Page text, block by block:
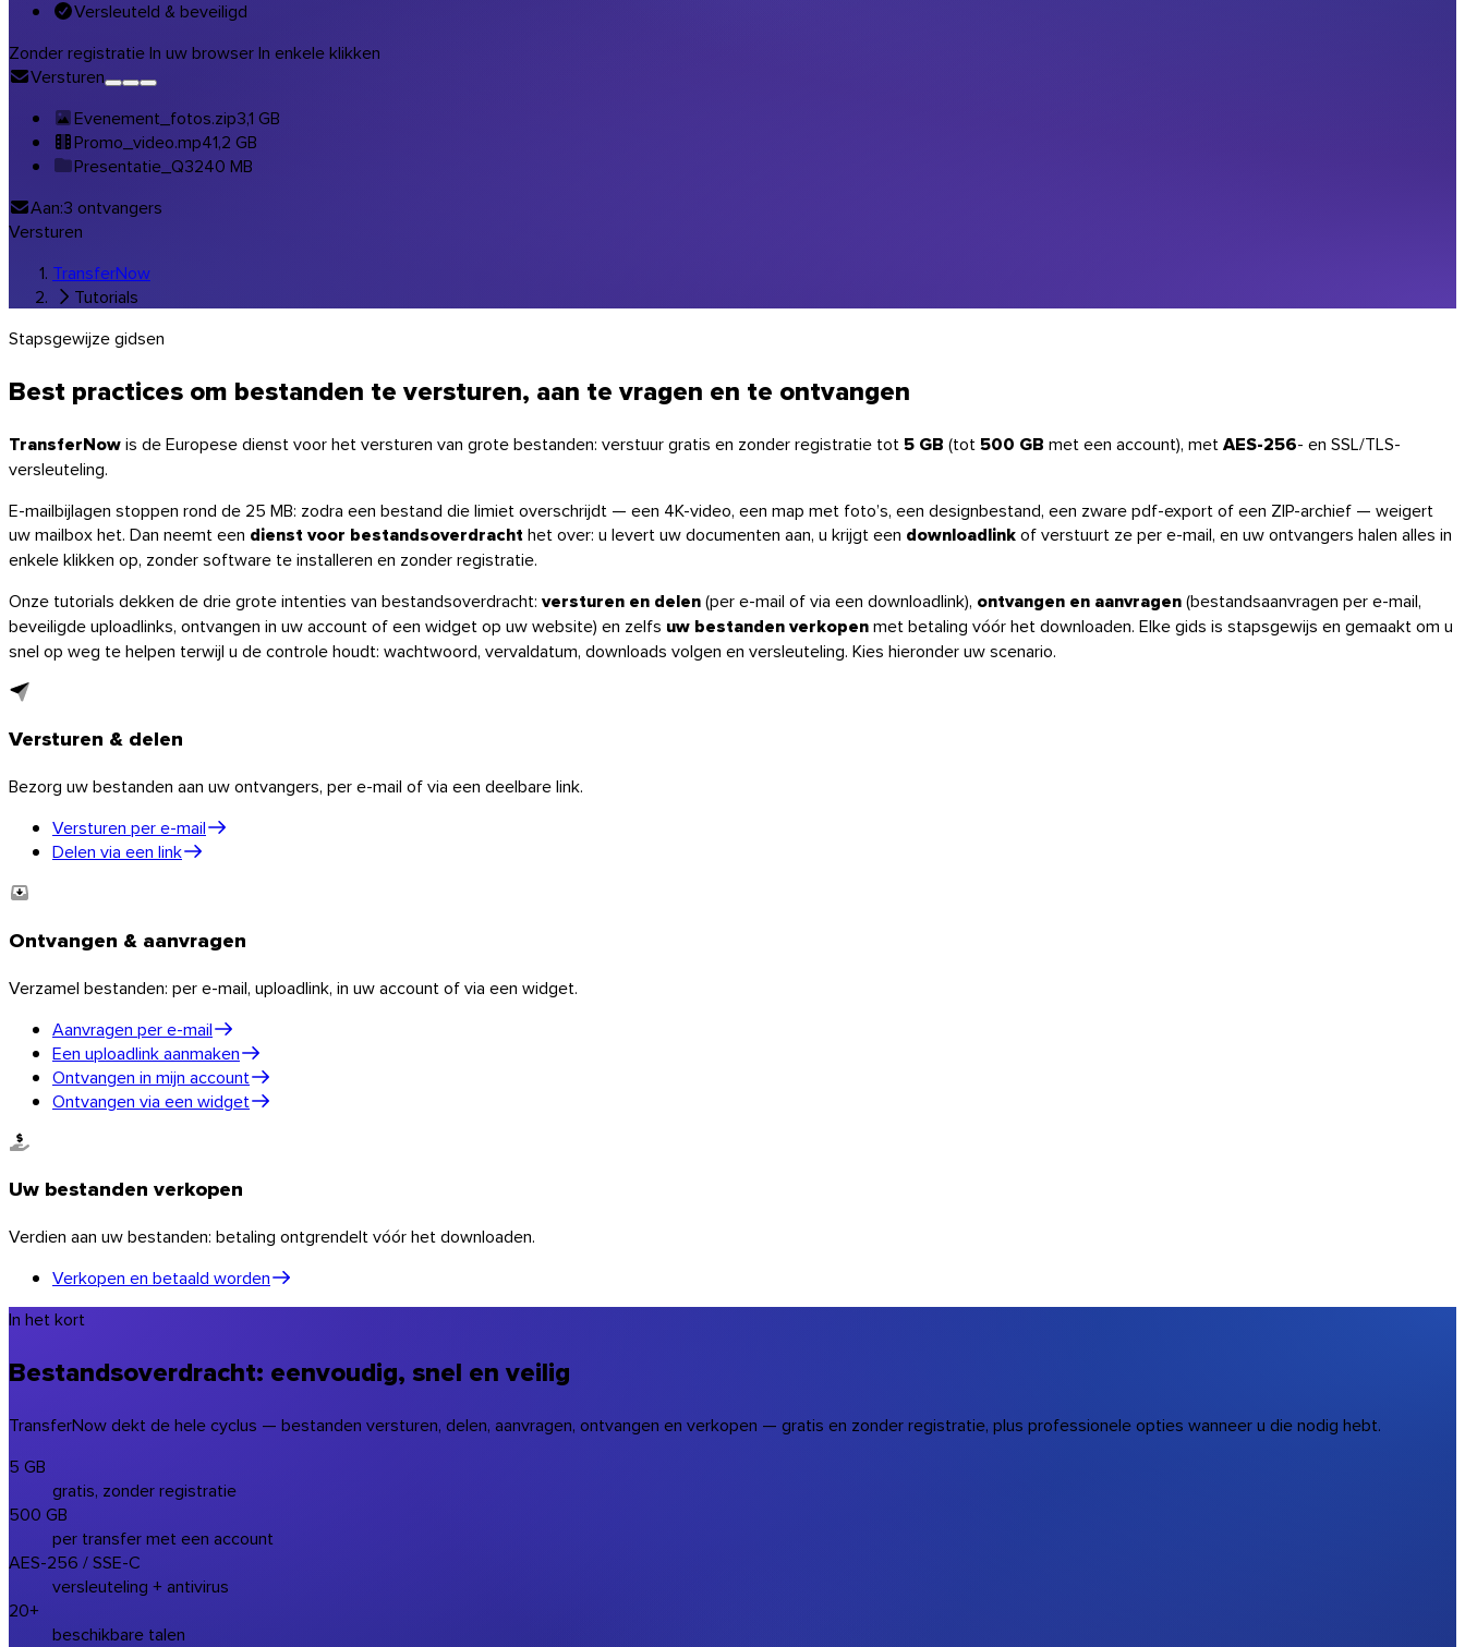
Muziek & studio’s
Alle sectoroplossingen
Transfers in uw huisstijl
Software
Versleuteld & beveiligd
Zonder registratieIn uw browserIn enkele klikken
Versturen
Evenement_fotos.zip3,1 GB
Promo_video.mp41,2 GB
Presentatie_Q3240 MB
Aan:3 ontvangers
Versturen
TransferNow
Tutorials
Stapsgewijze gidsen
Best practices om bestanden te versturen, aan te vragen en te ontvangen
TransferNowis de Europese dienst voor het versturen van grote bestanden: verstuur gratis en zonder registratie tot5 GB (tot500 GB met een account), metAES-256- en SSL/TLS-
versleuteling.
E-mailbijlagen stoppen rond de 25 MB: zodra een bestand die limiet overschrijdt — een 4K-video, een map met foto’s, een designbestand, een zware pdf-export of een ZIP-archief — weigert
uw mailbox het. Dan neemt een dienst voor bestandsoverdrachthet over: u levert uw documenten aan, u krijgt een downloadlinkof verstuurt ze per e-mail, en uw ontvangers halen alles in
enkele klikken op, zonder software te installeren en zonder registratie.
Onze tutorials dekken de drie grote intenties van bestandsoverdracht: versturen en delen(per e-mail of via een downloadlink), ontvangen en aanvragen(bestandsaanvragen per e-mail,
beveiligde uploadlinks, ontvangen in uw account of een widget op uw website) en zelfs uw bestanden verkopenmet betaling vóór het downloaden. Elke gids is stapsgewijs en gemaakt om u
snel op weg te helpen terwijl u de controle houdt: wachtwoord, vervaldatum, downloads volgen en versleuteling. Kies hieronder uw scenario.
Versturen & delen
Bezorg uw bestanden aan uw ontvangers, per e-mail of via een deelbare link.
Versturen per e-mail
Delen via een link
Ontvangen & aanvragen
Verzamel bestanden: per e-mail, uploadlink, in uw account of via een widget.
Aanvragen per e-mail
Een uploadlink aanmaken
Ontvangen in mijn account
Ontvangen via een widget
Uw bestanden verkopen
Verdien aan uw bestanden: betaling ontgrendelt vóór het downloaden.
Verkopen en betaald worden
In het kort
Bestandsoverdracht: eenvoudig, snel en veilig
TransferNow dekt de hele cyclus — bestanden versturen, delen, aanvragen, ontvangen en verkopen — gratis en zonder registratie, plus professionele opties wanneer u die nodig hebt.
5 GB
gratis, zonder registratie
500 GB
per transfer met een account
AES-256 / SSE-C
versleuteling + antivirus
20+
beschikbare talen